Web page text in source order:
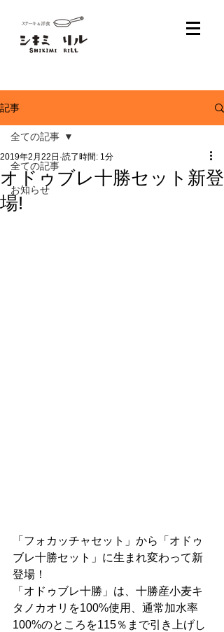
記事
全ての記事
お知らせ
全ての記事
オドゥブレ十勝セット新登
場!
2019年2月22日 読了時間: 1分
「フォカッチャセット」から「オドゥ
ブレ十勝セット」に生まれ変わって新
登場！
「オドゥブレ十勝」は、十勝産小麦キ
タノカオリを100%使用、通常加水率
100%のところを115％まで引き上げし